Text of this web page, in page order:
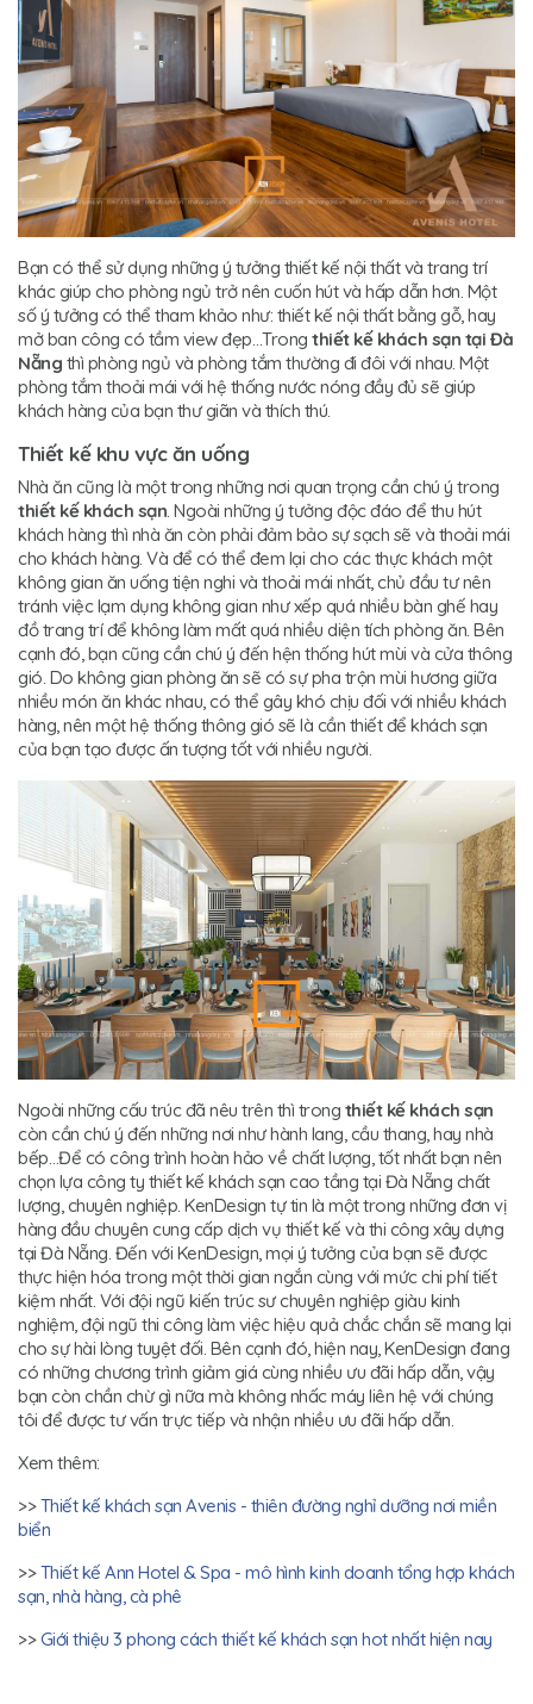
Bạn có thể sử dụng những ý tưởng thiết kế nội thất và trang trí
khác giúp cho phòng ngủ trở nên cuốn hút và hấp dẫn hơn. Một
số ý tưởng có thể tham khảo như: thiết kế nội thất bằng gỗ, hay
mở ban công có tầm view đẹp…Trong thiết kế khách sạn tại Đà
Nẵng thì phòng ngủ và phòng tắm thường đi đôi với nhau. Một
phòng tắm thoải mái với hệ thống nước nóng đầy đủ sẽ giúp
khách hàng của bạn thư giãn và thích thú.
Thiết kế khu vực ăn uống
Nhà ăn cũng là một trong những nơi quan trọng cần chú ý trong
thiết kế khách sạn. Ngoài những ý tưởng độc đáo để thu hút
khách hàng thì nhà ăn còn phải đảm bảo sự sạch sẽ và thoải mái
cho khách hàng. Và để có thể đem lại cho các thực khách một
không gian ăn uống tiện nghi và thoải mái nhất, chủ đầu tư nên
tránh việc lạm dụng không gian như xếp quá nhiều bàn ghế hay
đồ trang trí để không làm mất quá nhiều diện tích phòng ăn. Bên
cạnh đó, bạn cũng cần chú ý đến hện thống hút mùi và cửa thông
gió. Do không gian phòng ăn sẽ có sự pha trộn mùi hương giữa
nhiều món ăn khác nhau, có thể gây khó chịu đối với nhiều khách
hàng, nên một hệ thống thông gió sẽ là cần thiết để khách sạn
của bạn tạo được ấn tượng tốt với nhiều người.
Ngoài những cấu trúc đã nêu trên thì trong thiết kế khách sạn
còn cần chú ý đến những nơi như hành lang, cầu thang, hay nhà
bếp…Để có công trình hoàn hảo về chất lượng, tốt nhất bạn nên
chọn lựa công ty thiết kế khách sạn cao tầng tại Đà Nẵng chất
lượng, chuyên nghiệp. KenDesign tự tin là một trong những đơn vị
hàng đầu chuyên cung cấp dịch vụ thiết kế và thi công xây dựng
tại Đà Nẵng. Đến với KenDesign, mọi ý tưởng của bạn sẽ được
thực hiện hóa trong một thời gian ngắn cùng với mức chi phí tiết
kiệm nhất. Với đội ngũ kiến trúc sư chuyên nghiệp giàu kinh
nghiệm, đội ngũ thi công làm việc hiệu quả chắc chắn sẽ mang lại
cho sự hài lòng tuyệt đối. Bên cạnh đó, hiện nay, KenDesign đang
có những chương trình giảm giá cùng nhiều ưu đãi hấp dẫn, vậy
bạn còn chần chừ gì nữa mà không nhấc máy liên hệ với chúng
tôi để được tư vấn trực tiếp và nhận nhiều ưu đãi hấp dẫn.
Xem thêm:
>>Thiết kế khách sạn Avenis - thiên đường nghỉ dưỡng nơi miền
biển
>>Thiết kế Ann Hotel & Spa - mô hình kinh doanh tổng hợp khách
sạn, nhà hàng, cà phê
>>Giới thiệu 3 phong cách thiết kế khách sạn hot nhất hiện nay